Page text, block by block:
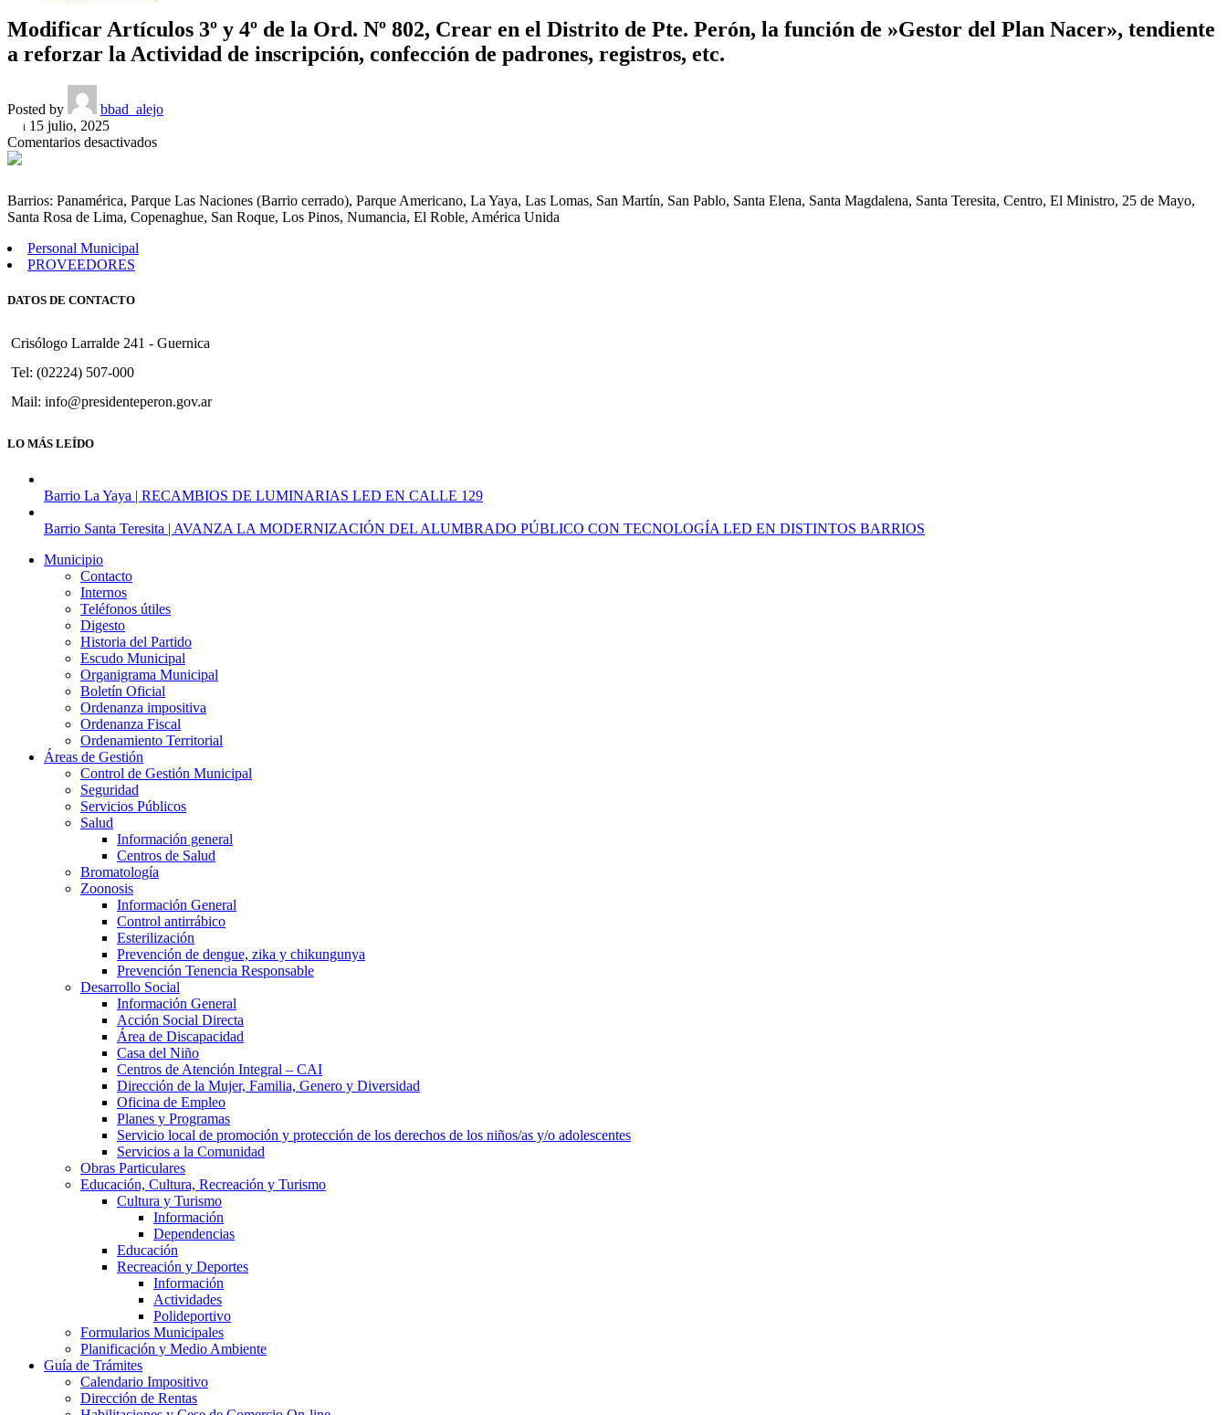
Modificar Artículos 3º y 4º de la Ord. Nº 802, Crear en el Distrito de Pte. Perón, la función de »Gestor del Plan Nacer», tendiente
a reforzar la Actividad de inscripción, confección de padrones, registros, etc.
Posted by
bbad_alejo
On 15 julio, 2025
Comentarios desactivadosen
y
4º
en
Pte.
del
Nacer»,
la
Actividad
de
inscripción,
confección
de
padrones,
registros,
etc.
Barrios: Panamérica, Parque Las Naciones (Barrio cerrado), Parque Americano, La Yaya, Las Lomas, San Martín, San Pablo, Santa Elena, Santa Magdalena, Santa Teresita, Centro, El Ministro, 25 de Mayo,
Santa Rosa de Lima, Copenaghue, San Roque, Los Pinos, Numancia, El Roble, América Unida
Personal Municipal
PROVEEDORES
DATOS DE CONTACTO
Crisólogo Larralde 241 - Guernica
Tel: (02224) 507-000
Mail: info@presidenteperon.gov.ar
LO MÁS LEÍDO
Barrio La Yaya | RECAMBIOS DE LUMINARIAS LED EN CALLE 129
Barrio Santa Teresita | AVANZA LA MODERNIZACIÓN DEL ALUMBRADO PÚBLICO CON TECNOLOGÍA LED EN DISTINTOS BARRIOS
Municipio
Contacto
Internos
Teléfonos útiles
Digesto
Historia del Partido
Escudo Municipal
Organigrama Municipal
Boletín Oficial
Ordenanza impositiva
Ordenanza Fiscal
Ordenamiento Territorial
Áreas de Gestión
Control de Gestión Municipal
Seguridad
Servicios Públicos
Salud
Información general
Centros de Salud
Bromatología
Zoonosis
Información General
Control antirrábico
Esterilización
Prevención de dengue, zika y chikungunya
Prevención Tenencia Responsable
Desarrollo Social
Información General
Acción Social Directa
Área de Discapacidad
Casa del Niño
Centros de Atención Integral – CAI
Dirección de la Mujer, Familia, Genero y Diversidad
Oficina de Empleo
Planes y Programas
Servicio local de promoción y protección de los derechos de los niños/as y/o adolescentes
Servicios a la Comunidad
Obras Particulares
Educación, Cultura, Recreación y Turismo
Cultura y Turismo
Información
Dependencias
Educación
Recreación y Deportes
Información
Actividades
Polideportivo
Formularios Municipales
Planificación y Medio Ambiente
Guía de Trámites
Calendario Impositivo
Dirección de Rentas